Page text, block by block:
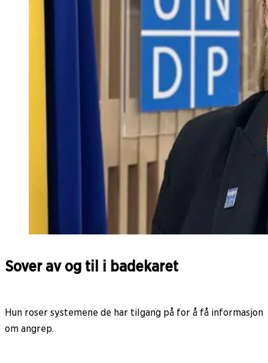
Sover av og til i badekaret
Hun roser systemene de har tilgang på for å få informasjon
om angrep.